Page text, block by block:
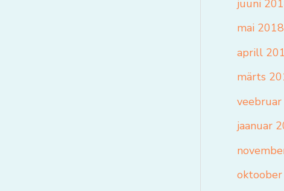
juuni
mai 2018
aprill
märts
jaanuar